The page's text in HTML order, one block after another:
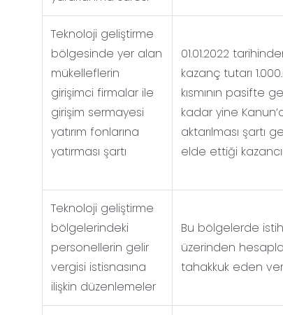
Teknoloji geliştirme
bölgesinde yer alan
mükelleflerin
girişimci firmalar ile
girişim sermayesi
yatırım fonlarına
yatırması şartı
01.01.2022
kazanç tutarı
kısmının pasifte
kadar yine
aktarılması şartı
elde ettiği
Teknoloji geliştirme
bölgelerindeki
personellerin gelir
vergisi istisnasına
ilişkin düzenlemeler
Bu bölgelerde
üzerinden
tahakkuk eden